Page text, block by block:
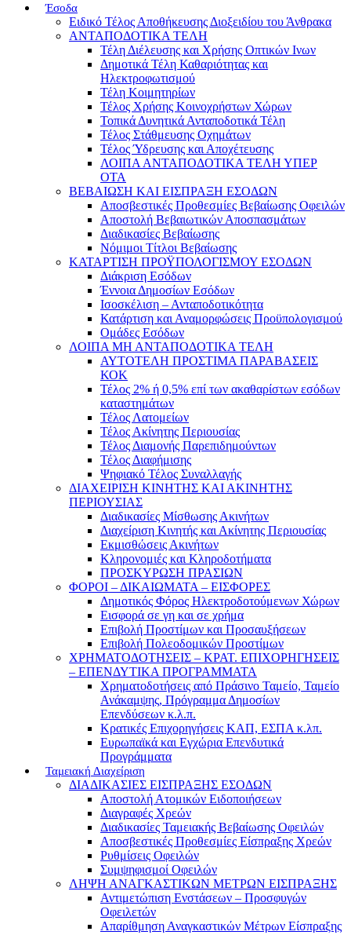
Έσοδα
Ειδικό Τέλος Αποθήκευσης Διοξειδίου του Άνθρακα
ΑΝΤΑΠΟΔΟΤΙΚΑ ΤΕΛΗ
Τέλη Διέλευσης και Χρήσης Οπτικών Ινων
Δημοτικά Τέλη Καθαριότητας και
Ηλεκτροφωτισμού
Τέλη Κοιμητηρίων
Τέλος Χρήσης Κοινοχρήστων Χώρων
Τοπικά Δυνητικά Ανταποδοτικά Τέλη
Τέλος Στάθμευσης Οχημάτων
Τέλος Ύδρευσης και Αποχέτευσης
ΛΟΙΠΑ ΑΝΤΑΠΟΔΟΤΙΚΑ ΤΕΛΗ ΥΠΕΡ
ΟΤΑ
ΒΕΒΑΙΩΣΗ ΚΑΙ ΕΙΣΠΡΑΞΗ ΕΣΟΔΩΝ
Αποσβεστικές Προθεσμίες Βεβαίωσης Οφειλών
Αποστολή Βεβαιωτικών Αποσπασμάτων
Διαδικασίες Βεβαίωσης
Νόμιμοι Τίτλοι Βεβαίωσης
ΚΑΤΑΡΤΙΣΗ ΠΡΟΫΠΟΛΟΓΙΣΜΟΥ ΕΣΟΔΩΝ
Διάκριση Εσόδων
Έννοια Δημοσίων Εσόδων
Ισοσκέλιση – Ανταποδοτικότητα
Κατάρτιση και Αναμορφώσεις Προϋπολογισμού
Ομάδες Εσόδων
ΛΟΙΠΑ ΜΗ ΑΝΤΑΠΟΔΟΤΙΚΑ ΤΕΛΗ
ΑΥΤΟΤΕΛΗ ΠΡΟΣΤΙΜΑ ΠΑΡΑΒΑΣΕΙΣ
ΚΟΚ
Τέλος 2% ή 0,5% επί των ακαθαρίστων εσόδων
καταστημάτων
Τέλος Λατομείων
Τέλος Ακίνητης Περιουσίας
Τέλος Διαμονής Παρεπιδημούντων
Τέλος Διαφήμισης
Ψηφιακό Τέλος Συναλλαγής
ΔΙΑΧΕΙΡΙΣΗ ΚΙΝΗΤΗΣ ΚΑΙ ΑΚΙΝΗΤΗΣ
ΠΕΡΙΟΥΣΙΑΣ
Διαδικασίες Μίσθωσης Ακινήτων
Διαχείριση Κινητής και Ακίνητης Περιουσίας
Εκμισθώσεις Ακινήτων
Κληρονομιές και Κληροδοτήματα
ΠΡΟΣΚΥΡΩΣΗ ΠΡΑΣΙΩΝ
ΦΟΡΟΙ – ΔΙΚΑΙΩΜΑΤΑ – ΕΙΣΦΟΡΕΣ
Δημοτικός Φόρος Ηλεκτροδοτούμενων Χώρων
Εισφορά σε γη και σε χρήμα
Επιβολή Προστίμων και Προσαυξήσεων
Επιβολή Πολεοδομικών Προστίμων
ΧΡΗΜΑΤΟΔΟΤΗΣΕΙΣ – ΚΡΑΤ. ΕΠΙΧΟΡΗΓΗΣΕΙΣ
– ΕΠΕΝΔΥΤΙΚΑ ΠΡΟΓΡΑΜΜΑΤΑ
Χρηματοδοτήσεις από Πράσινο Ταμείο, Ταμείο
Ανάκαμψης, Πρόγραμμα Δημοσίων
Επενδύσεων κ.λ.π.
Κρατικές Επιχορηγήσεις ΚΑΠ, ΕΣΠΑ κ.λπ.
Ευρωπαϊκά και Εγχώρια Επενδυτικά
Προγράμματα
Ταμειακή Διαχείριση
ΔΙΑΔΙΚΑΣΙΕΣ ΕΙΣΠΡΑΞΗΣ ΕΣΟΔΩΝ
Αποστολή Ατομικών Ειδοποιήσεων
Διαγραφές Χρεών
Διαδικασίες Ταμειακής Βεβαίωσης Οφειλών
Αποσβεστικές Προθεσμίες Είσπραξης Χρεών
Ρυθμίσεις Οφειλών
Συμψηφισμοί Οφειλών
ΛΗΨΗ ΑΝΑΓΚΑΣΤΙΚΩΝ ΜΕΤΡΩΝ ΕΙΣΠΡΑΞΗΣ
Αντιμετώπιση Ενστάσεων – Προσφυγών
Οφειλετών
Απαρίθμηση Αναγκαστικών Μέτρων Είσπραξης